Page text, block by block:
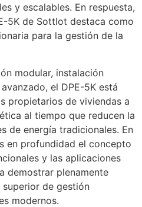
y escalables. En respuesta,
5K de Sottlot destaca como
para la gestión de la
modular, instalación
el DPE-5K está
propietarios de viviendas a
al tiempo que reducen la
de energía tradicionales. En
en profundidad el concepto
y las aplicaciones
demostrar plenamente
de gestión
modernos.